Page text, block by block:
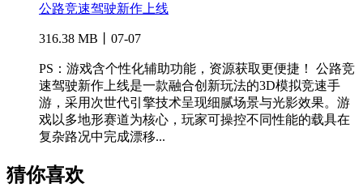
公路竞速驾驶新作上线
316.38 MB丨07-07
PS：游戏含个性化辅助功能，资源获取更便捷！ 公路竞
速驾驶新作上线是一款融合创新玩法的3D模拟竞速手
游，采用次世代引擎技术呈现细腻场景与光影效果。游
戏以多地形赛道为核心，玩家可操控不同性能的载具在
复杂路况中完成漂移...
猜你喜欢